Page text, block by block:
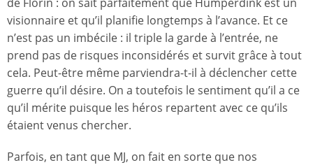
de Florin : on sait parfaitement que Humperdink est un
visionnaire et qu’il planifie longtemps à l’avance. Et ce
n’est pas un imbécile : il triple la garde à l’entrée, ne
prend pas de risques inconsidérés et survit grâce à tout
cela. Peut-être même parviendra-t-il à déclencher cette
guerre qu’il désire. On a toutefois le sentiment qu’il a ce
qu’il mérite puisque les héros repartent avec ce qu’ils
étaient venus chercher.
Parfois, en tant que MJ, on fait en sorte que nos